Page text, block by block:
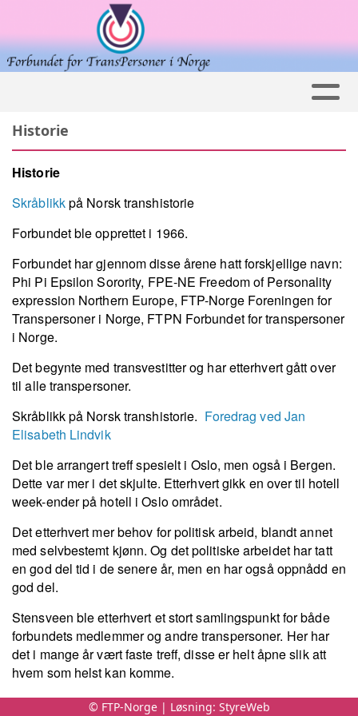
Historie
Historie
Skråblikkpå Norsk transhistorie
Forbundet ble opprettet i 1966.
Forbundet har gjennom disse årene hatt forskjellige navn:
Phi Pi Epsilon Sorority, FPE-NE Freedom of Personality
expression Northern Europe, FTP-Norge Foreningen for
Transpersoner i Norge, FTPN Forbundet for transpersoner
i Norge.
Det begynte med transvestitter og har etterhvert gått over
til alle transpersoner.
Skråblikk på Norsk transhistorie. Foredrag ved Jan
Elisabeth Lindvik
Det ble arrangert treff spesielt i Oslo, men også i Bergen.
Dette var mer i det skjulte. Etterhvert gikk en over til hotell
week-ender på hotell i Oslo området.
Det etterhvert mer behov for politisk arbeid, blandt annet
med selvbestemt kjønn. Og det politiske arbeidet har tatt
en god del tid i de senere år, men en har også oppnådd en
god del.
Stensveen ble etterhvert et stort samlingspunkt for både
forbundets medlemmer og andre transpersoner. Her har
det i mange år vært faste treff, disse er helt åpne slik att
hvem som helst kan komme.
Man kommer ikke utenom historien om Virginia Prince og
© FTP-Norge | Løsning: StyreWeb